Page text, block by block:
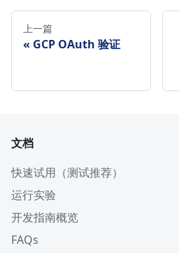
上一篇
GCP OAuth 验证
文档
快速试用（测试推荐）
运行实验
开发指南概览
FAQs